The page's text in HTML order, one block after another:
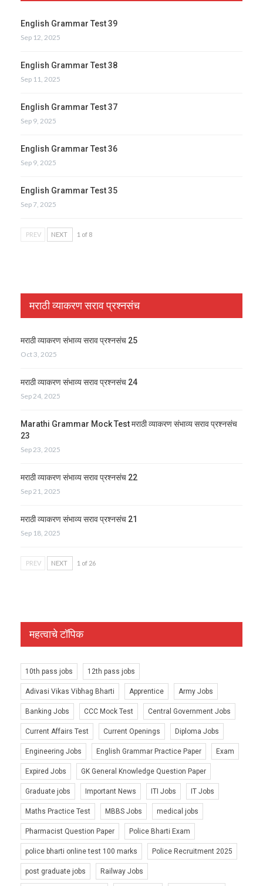
English Grammar Test 39
Sep 12, 2025
English Grammar Test 38
Sep 11, 2025
English Grammar Test 37
Sep 9, 2025
English Grammar Test 36
Sep 9, 2025
English Grammar Test 35
Sep 7, 2025
PREV NEXT 1 of 8
मराठी व्याकरण सराव प्रश्नसंच
मराठी व्याकरण संभाव्य सराव प्रश्नसंच 25
Oct 3, 2025
मराठी व्याकरण संभाव्य सराव प्रश्नसंच 24
Sep 24, 2025
Marathi Grammar Mock Test मराठी व्याकरण संभाव्य सराव प्रश्नसंच
23
Sep 23, 2025
मराठी व्याकरण संभाव्य सराव प्रश्नसंच 22
Sep 21, 2025
मराठी व्याकरण संभाव्य सराव प्रश्नसंच 21
Sep 18, 2025
PREV NEXT 1 of 26
महत्वाचे टॉपिक
10th pass jobs 12th pass jobs
Adivasi Vikas Vibhag Bharti Apprentice Army Jobs
Banking Jobs CCC Mock Test Central Government Jobs
Current Affairs Test Current Openings Diploma Jobs
Engineering Jobs English Grammar Practice Paper Exam
Expired Jobs GK General Knowledge Question Paper
Graduate jobs Important News ITI Jobs IT Jobs
Maths Practice Test MBBS Jobs medical jobs
Pharmacist Question Paper Police Bharti Exam
police bharti online test 100 marks Police Recruitment 2025
post graduate jobs Railway Jobs